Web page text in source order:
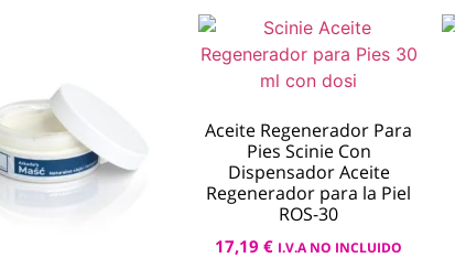
Aceite Regenerador Para
Pies Scinie Con
Dispensador Aceite
Regenerador para la Piel
ROS-30
17,19€ I.V.A NO INCLUIDO